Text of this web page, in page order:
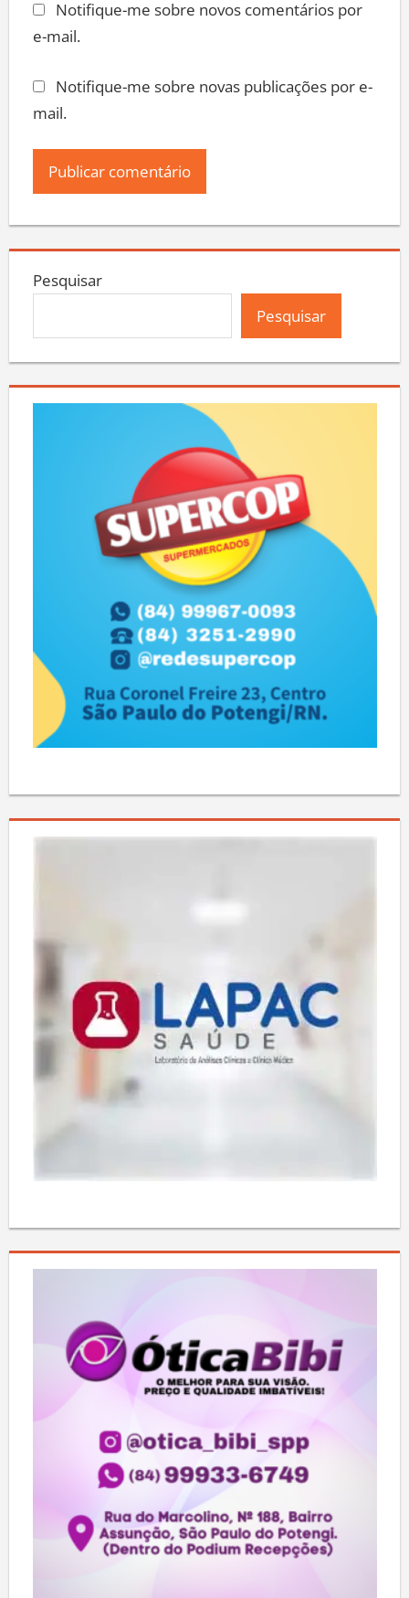
Notifique-me sobre novos comentários por
e-mail.
Notifique-me sobre novas publicações por e-
mail.
Pesquisar
Pesquisar